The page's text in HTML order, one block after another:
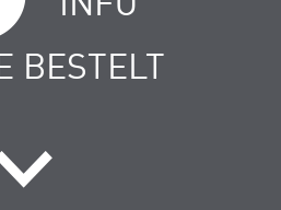
BESTELT